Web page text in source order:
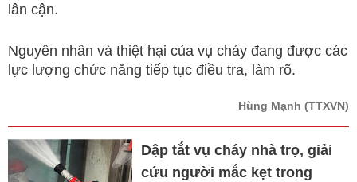
lân cận.
Nguyên nhân và thiệt hại của vụ cháy đang được các
lực lượng chức năng tiếp tục điều tra, làm rõ.
Hùng Mạnh (TTXVN)
Dập tắt vụ cháy nhà trọ, giải
cứu người mắc kẹt trong